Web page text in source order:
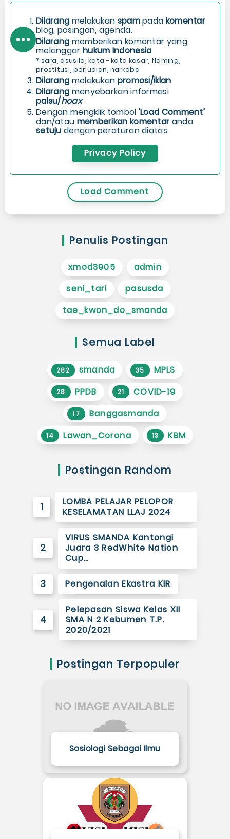
Dilarang melakukan spampada komentar
blog, posingan, agenda.
Dilarang memberikan komentar yang
melanggar hukum Indonesia
* sara, asusila, kata - kata kasar, flaming,
prostitusi, perjudian, narkoba
Dilarang melakukan promosi/iklan
Dilarang menyebarkan informasi
palsu/hoax
Dengan mengklik tombol 'Load Comment'
dan/atau memberikan komentar anda
setuju dengan peraturan diatas.
Privacy Policy
Load Comment
Penulis Postingan
xmod3905
admin
seni_tari
pasusda
tae_kwon_do_smanda
Semua Label
282 smanda 35 MPLS
28 PPDB 21 COVID-19
17 Banggasmanda
14 Lawan_Corona 13 KBM
Postingan Random
1
LOMBA PELAJAR PELOPOR
KESELAMATAN LLAJ 2024
2
VIRUS SMANDA Kantongi
Juara 3 RedWhite Nation
Cup…
3 Pengenalan Ekastra KIR
4
Pelepasan Siswa Kelas XII
SMA N 2 Kebumen T.P.
2020/2021
Postingan Terpopuler
Sosiologi Sebagai Ilmu